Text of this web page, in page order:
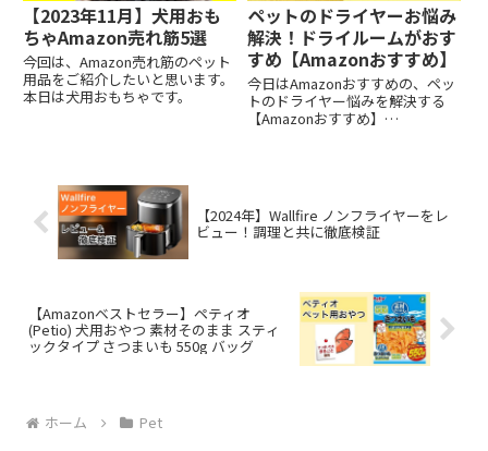
【2023年11月】犬用おも
ちゃAmazon売れ筋5選
今回は、Amazon売れ筋のペット
用品をご紹介したいと思います。
本日は犬用おもちゃです。
ペットのドライヤーお悩み
解決！ドライルームがおす
すめ【Amazonおすすめ】
今日はAmazonおすすめの、ペッ
トのドライヤー悩みを解決する
【Amazonおすすめ】
【2024年】Wallfire ノンフライヤーをレ
ビュー！調理と共に徹底検証
【Amazonベストセラー】ペティオ
(Petio) 犬用おやつ 素材そのまま スティ
ックタイプ さつまいも 550g バッグ
ホーム Pet